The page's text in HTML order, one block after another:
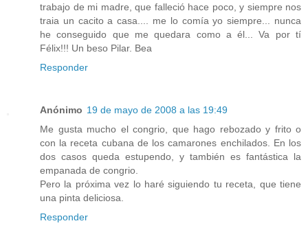
trabajo de mi madre, que falleció hace poco, y siempre nos
traia un cacito a casa.... me lo comía yo siempre... nunca
he conseguido que me quedara como a él... Va por tí
Félix!!! Un beso Pilar. Bea
Responder
Anónimo 19 de mayo de 2008 a las 19:49
Me gusta mucho el congrio, que hago rebozado y frito o
con la receta cubana de los camarones enchilados. En los
dos casos queda estupendo, y también es fantástica la
empanada de congrio.
Pero la próxima vez lo haré siguiendo tu receta, que tiene
una pinta deliciosa.
Responder